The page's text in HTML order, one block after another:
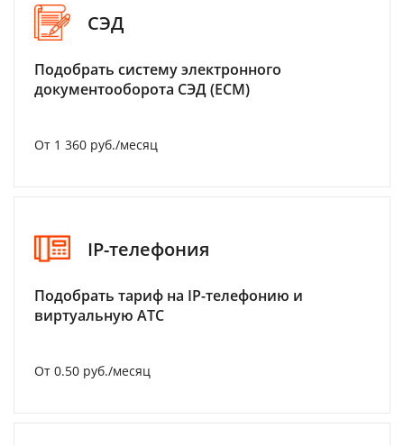
СЭД
Подобрать систему электронного
документооборота СЭД (ECM)
От 1 360 руб./месяц
IP-телефония
Подобрать тариф на IP-телефонию и
виртуальную АТС
От 0.50 руб./месяц